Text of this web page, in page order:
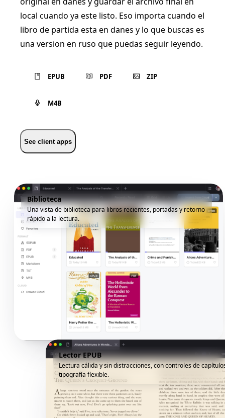
local cuando ya este listo. Eso importa cuando el
libro de partida esta en danes y lo que buscas es
una version en ruso que puedas seguir leyendo.
EPUB PDF ZIP
M4B
See client apps
Biblioteca
Una vista de biblioteca para libros recientes, portadas y retorno
rápido a la lectura.
Lector EPUB
Lectura cálida y sin distracciones, con controles de
tipografía flexible.